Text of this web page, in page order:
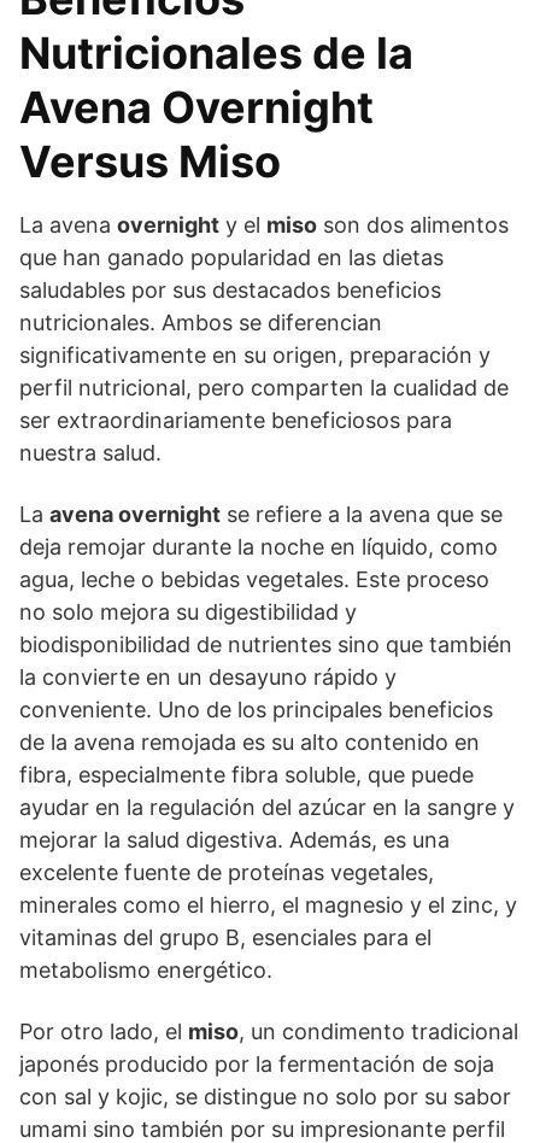
Nutricionales de la
Avena Overnight
Versus Miso
La avena overnight y el miso son dos alimentos
que han ganado popularidad en las dietas
saludables por sus destacados beneficios
nutricionales. Ambos se diferencian
significativamente en su origen, preparación y
perfil nutricional, pero comparten la cualidad de
ser extraordinariamente beneficiosos para
nuestra salud.
La avena overnight se refiere a la avena que se
deja remojar durante la noche en líquido, como
agua, leche o bebidas vegetales. Este proceso
no solo mejora su digestibilidad y
biodisponibilidad de nutrientes sino que también
la convierte en un desayuno rápido y
conveniente. Uno de los principales beneficios
de la avena remojada es su alto contenido en
fibra, especialmente fibra soluble, que puede
ayudar en la regulación del azúcar en la sangre y
mejorar la salud digestiva. Además, es una
excelente fuente de proteínas vegetales,
minerales como el hierro, el magnesio y el zinc, y
vitaminas del grupo B, esenciales para el
metabolismo energético.
Por otro lado, el miso, un condimento tradicional
japonés producido por la fermentación de soja
con sal y kojic, se distingue no solo por su sabor
umami sino también por su impresionante perfil